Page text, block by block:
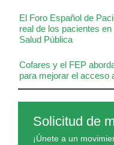
El Foro Español de
real de los pacientes
Salud Pública
Cofares y el FEP
para mejorar el acceso
Solicitud de
¡Únete a un